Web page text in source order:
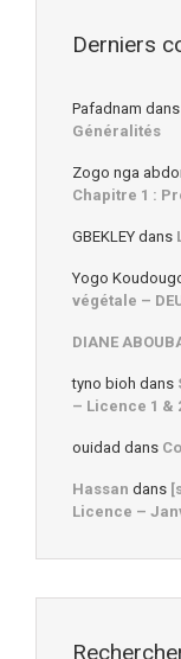
Derniers
Pafadnam dans
Généralités
Zogo nga
Chapitre 1 :
GBEKLEY dans
Yogo
végétale –
DIANE
tyno bioh dans
– Licence 1 &
ouidad dans
Hassan dans
Licence –